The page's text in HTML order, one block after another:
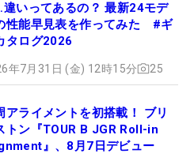
違いってあるの？ 最新24モデ
性能早見表を作ってみた #ギ
タログ2026
年7月31日 (金) 12時15分 25
アライメントを初搭載！ ブリ
トン『TOUR B JGR Roll-in
』、8月7日デビュー